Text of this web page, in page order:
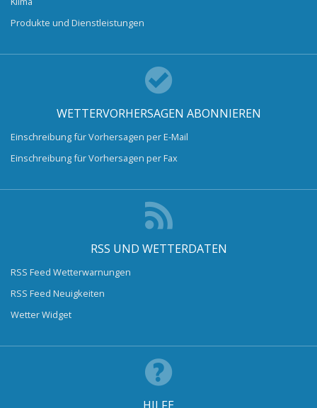
Produkte und Dienstleistungen
WETTERVORHERSAGEN ABONNIEREN
Einschreibung für Vorhersagen per E-Mail
Einschreibung für Vorhersagen per Fax
RSS UND WETTERDATEN
RSS Feed Wetterwarnungen
RSS Feed Neuigkeiten
Wetter Widget